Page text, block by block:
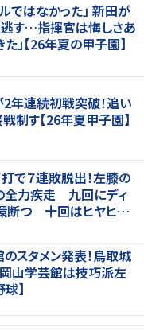
ではなかった」 新田が
す…指揮官は悔しさあ
」【26年夏の甲子園】
年連続初戦突破！追い
制す【26年夏甲子園】
で７連敗脱出！左膝の
全力疾走 九回にディ
断つ 十回はヒヤヒヤ
スタメン発表！鳥取城
山学芸館は技巧派左
】